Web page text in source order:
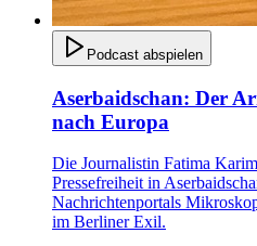
Podcast abspielen
Aserbaidschan: Der
nach Europa
Die Journalistin Fatima
Pressefreiheit in
Nachrichtenportals
im Berliner Exil.